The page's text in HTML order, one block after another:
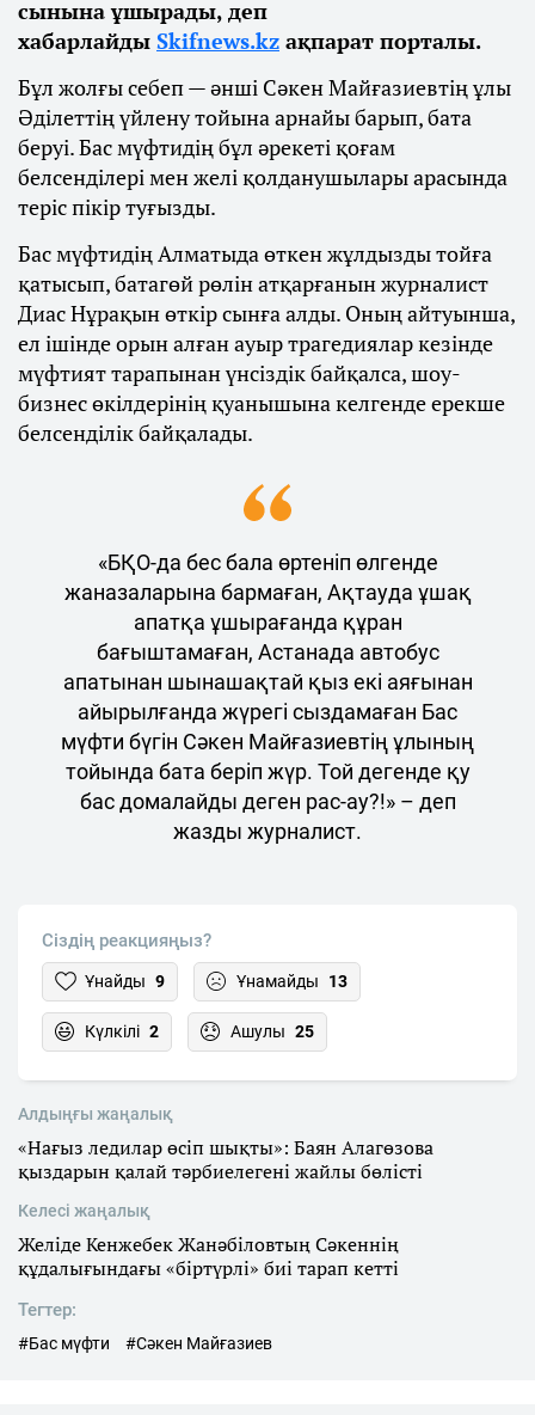
сынына ұшырады, деп
хабарлайды Skifnews.kz ақпарат порталы.
Бұл жолғы себеп — әнші Сәкен Майғазиевтің ұлы
Әділеттің үйлену тойына арнайы барып, бата
беруі. Бас мүфтидің бұл әрекеті қоғам
белсенділері мен желі қолданушылары арасында
теріс пікір туғызды.
Бас мүфтидің Алматыда өткен жұлдызды тойға
қатысып, батагөй рөлін атқарғанын журналист
Диас Нұрақын өткір сынға алды. Оның айтуынша,
ел ішінде орын алған ауыр трагедиялар кезінде
мүфтият тарапынан үнсіздік байқалса, шоу-
бизнес өкілдерінің қуанышына келгенде ерекше
белсенділік байқалады.
«БҚО-да бес бала өртеніп өлгенде
жаназаларына бармаған, Ақтауда ұшақ
апатқа ұшырағанда құран
бағыштамаған, Астанада автобус
апатынан шынашақтай қыз екі аяғынан
айырылғанда жүрегі сыздамаған Бас
мүфти бүгін Сәкен Майғазиевтің ұлының
тойында бата беріп жүр. Той дегенде қу
бас домалайды деген рас-ау?!» – деп
жазды журналист.
Сіздің реакцияңыз?
Ұнайды 9 Ұнамайды 13
Күлкілі 2 Ашулы 25
Алдыңғы жаңалық
«Нағыз ледилар өсіп шықты»: Баян Алагөзова
қыздарын қалай тәрбиелегені жайлы бөлісті
Келесі жаңалық
Желіде Кенжебек Жанәбіловтың Сәкеннің
құдалығындағы «біртүрлі» биі тарап кетті
Тегтер:
#Бас мүфти #Сәкен Майғазиев